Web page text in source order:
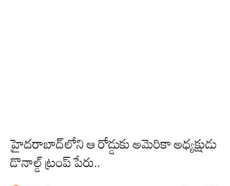
హైదరాబాద్‌లోని ఆ రోడ్డుకు అమెరికా అధ్యక్షుడు
డొనాల్డ్ ట్రంప్ పేరు..